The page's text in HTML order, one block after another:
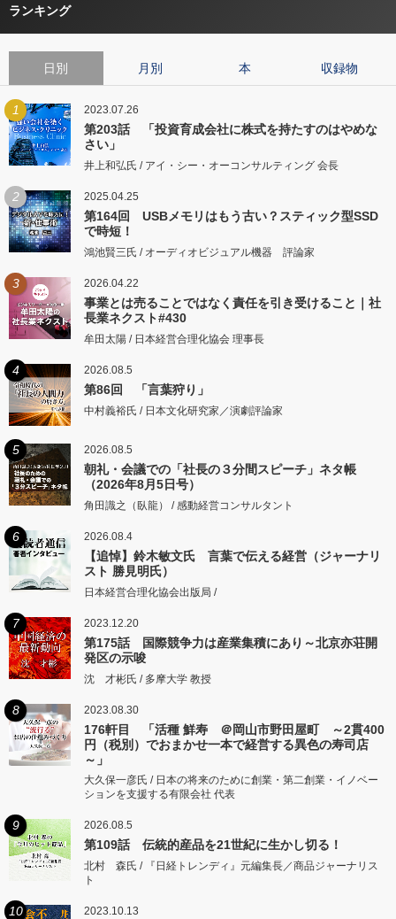
ランキング
日別 月別 本 収録物
1 2023.07.26
第203話 「投資育成会社に株式を持たすのはやめな
さい」
井上和弘氏 / アイ・シー・オーコンサルティング 会長
2 2025.04.25
第164回 USBメモリはもう古い？スティック型SSD
で時短！
鴻池賢三氏 / オーディオビジュアル機器 評論家
3 2026.04.22
事業とは売ることではなく責任を引き受けること｜社
長業ネクスト#430
牟田太陽 / 日本経営合理化協会 理事長
4 2026.08.5
第86回 「言葉狩り」
中村義裕氏 / 日本文化研究家／演劇評論家
5 2026.08.5
朝礼・会議での「社長の３分間スピーチ」ネタ帳
（2026年8月5日号）
角田識之（臥龍） / 感動経営コンサルタント
6 2026.08.4
【追悼】鈴木敏文氏 言葉で伝える経営（ジャーナリ
スト 勝見明氏）
日本経営合理化協会出版局 /
7 2023.12.20
第175話 国際競争力は産業集積にあり～北京亦荘開
発区の示唆
沈 才彬氏 / 多摩大学 教授
8 2023.08.30
176軒目 「活種 鮮寿 ＠岡山市野田屋町 ～2貫400
円（税別）でおまかせ一本で経営する異色の寿司店
～」
大久保一彦氏 / 日本の将来のために創業・第二創業・イノベー
ションを支援する有限会社 代表
9 2026.08.5
第109話 伝統的産品を21世紀に生かし切る！
北村 森氏 / 『日経トレンディ』元編集長／商品ジャーナリス
ト
10 2023.10.13